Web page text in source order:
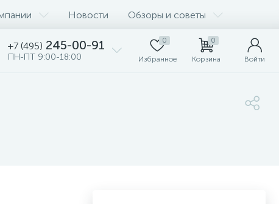
Новости Обзоры и советы
+7 (495) 245-00-91
ПН-ПТ 9:00-18:00
0
Избранное
0
Корзина Войти